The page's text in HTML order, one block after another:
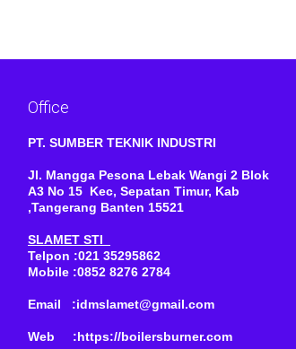
Office
PT. SUMBER TEKNIK INDUSTRI
Jl. Mangga Pesona Lebak Wangi 2 Blok
A3 No 15 Kec, Sepatan Timur, Kab
,Tangerang Banten 15521
SLAMET STI
Telpon :021 35295862
Mobile :0852 8276 2784
Email :idmslamet@gmail.com
Web :https://boilersburner.com